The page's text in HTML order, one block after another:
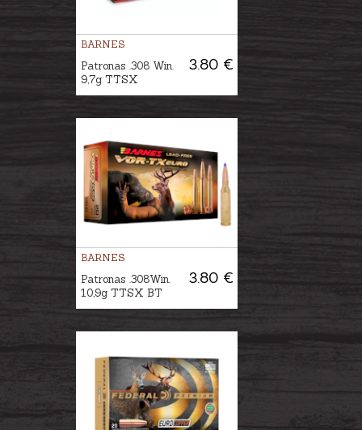
BARNES
3.80 €
Patronas .308 Win.
9,7g TTSX
BARNES
3.80 €
Patronas .308Win.
10,9g TTSX BT